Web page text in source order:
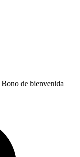
de bienvenida